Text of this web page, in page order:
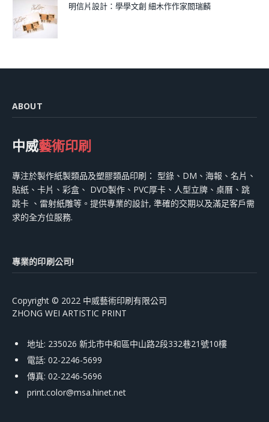
明信片設計：學學文創 細木作作家閻瑞麟
ABOUT
中威藝術印刷
專注於製作紙製類品及塑膠類品印刷： 型錄、DM、海報、名片、
貼紙、卡片、彩盒、 DVD製作、PVC厚卡、人型立牌、桌曆、跳
跳卡 、雷射紙雕等。提供專業的設計, 準確的交期以及滿足客戶需
求的全方位服務.
專業的印刷公司!
Copyright © 2022 中威藝術印刷有限公司
ZHONG WEI ARTISTIC PRINT
地址: 235026 新北市中和區中山路2段332巷21號10樓
電話: 02-2246-5699
傳真: 02-2246-5696
print.color@msa.hinet.net